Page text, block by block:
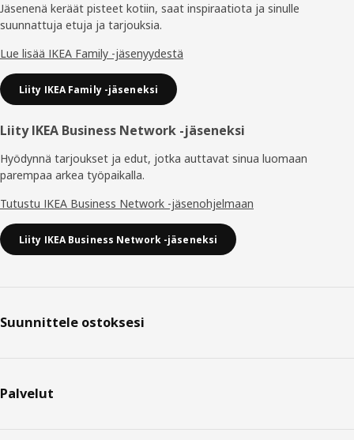
Jäsenenä keräät pisteet kotiin, saat inspiraatiota ja sinulle
suunnattuja etuja ja tarjouksia.​
Lue lisää IKEA Family -jäsenyydestä
Liity IKEA Family -jäseneksi
Liity IKEA Business Network -jäseneksi
Hyödynnä tarjoukset ja edut, jotka auttavat sinua luomaan
parempaa arkea työpaikalla.
Tutustu IKEA Business Network -jäsenohjelmaan
Liity IKEA Business Network -jäseneksi
Suunnittele ostoksesi
Palvelut